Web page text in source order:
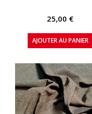
25,00 €
AJOUTER AU PANIER